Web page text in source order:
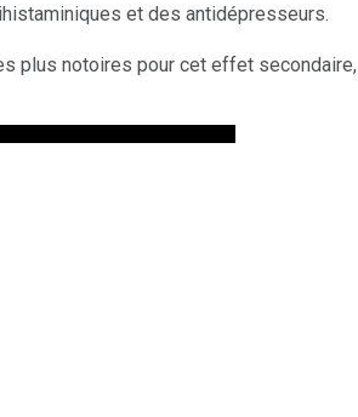
et des antidépresseurs.
plus notoires pour cet effet secondaire,